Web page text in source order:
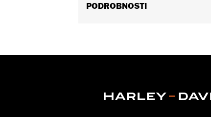
PODROBNOSTI
Installation Instructions
WARNING:Engine guards may
stopped, very low